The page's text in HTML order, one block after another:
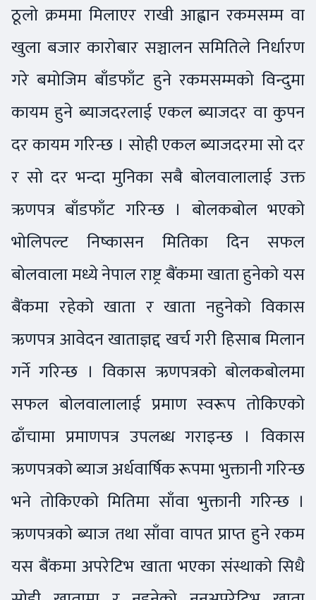
ठूलो क्रममा मिलाएर राखी आह्वान रकमसम्म वा
खुला बजार कारोबार सञ्चालन समितिले निर्धारण
गरे बमोजिम बाँडफाँट हुने रकमसम्मको विन्दुमा
कायम हुने ब्याजदरलाई एकल ब्याजदर वा कुपन
दर कायम गरिन्छ । सोही एकल ब्याजदरमा सो दर
र सो दर भन्दा मुनिका सबै बोलवालालाई उक्त
ऋणपत्र बाँडफाँट गरिन्छ । बोलकबोल भएको
भोलिपल्ट निष्कासन मितिका दिन सफल
बोलवाला मध्ये नेपाल राष्ट्र बैंकमा खाता हुनेको यस
बैंकमा रहेको खाता र खाता नहुनेको विकास
ऋणपत्र आवेदन खाताज्ञद्द खर्च गरी हिसाब मिलान
गर्ने गरिन्छ । विकास ऋणपत्रको बोलकबोलमा
सफल बोलवालालाई प्रमाण स्वरूप तोकिएको
ढाँचामा प्रमाणपत्र उपलब्ध गराइन्छ । विकास
ऋणपत्रको ब्याज अर्धवार्षिक रूपमा भुक्तानी गरिन्छ
भने तोकिएको मितिमा साँवा भुक्तानी गरिन्छ ।
ऋणपत्रको ब्याज तथा साँवा वापत प्राप्त हुने रकम
यस बैंकमा अपरेटिभ खाता भएका संस्थाको सिधै